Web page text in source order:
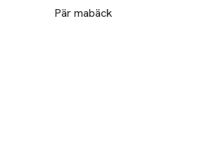
Pär mabäck